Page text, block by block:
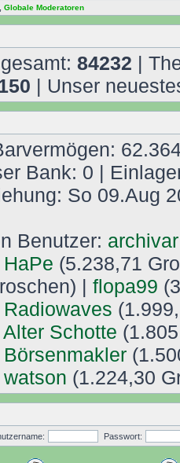
Globale Moderatoren
84232 |
| Unser
Bank: 0 |
So 09.Aug
Benutzer: archivar
HaPe (5.238,71
| flopa99
Radiowaves
Alter Schotte
Börsenmakler
watson (1.224,30
Passwort: